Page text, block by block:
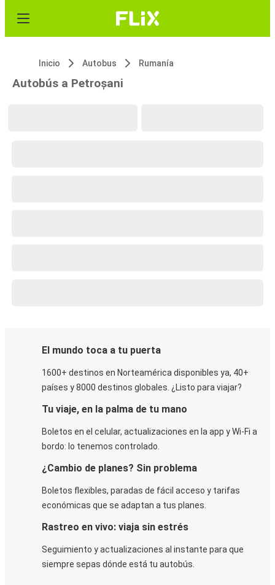
Inicio Autobus Rumanía
Autobús a Petroșani
El mundo toca a tu puerta
1600+ destinos en Norteamérica disponibles ya, 40+
países y 8000 destinos globales. ¿Listo para viajar?
Tu viaje, en la palma de tu mano
Boletos en el celular, actualizaciones en la app y Wi-Fi a
bordo: lo tenemos controlado.
¿Cambio de planes? Sin problema
Boletos flexibles, paradas de fácil acceso y tarifas
económicas que se adaptan a tus planes.
Rastreo en vivo: viaja sin estrés
Seguimiento y actualizaciones al instante para que
siempre sepas dónde está tu autobús.